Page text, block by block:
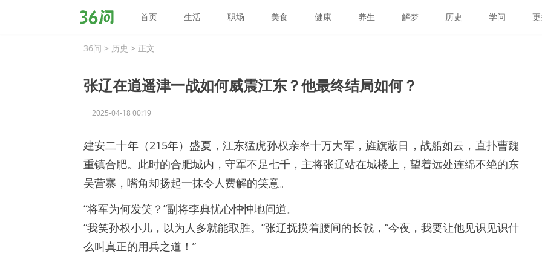
问
首页 生活 职场 美食 健康 养生 解梦 历史 学问
36问 > 历史 > 正文
张辽在逍遥津一战如何威震江东？他最终结局如何？
2025-04-18 00:19
建安二十年（215年）盛夏，江东猛虎孙权亲率十万大军，旌旗蔽日，战船如云，直扑曹魏
重镇合肥。此时的合肥城内，守军不足七千，主将张辽站在城楼上，望着远处连绵不绝的东
吴营寨，嘴角却扬起一抹令人费解的笑意。
“将军为何发笑？”副将李典忧心忡忡地问道。
“我笑孙权小儿，以为人多就能取胜。”张辽抚摸着腰间的长戟，“今夜，我要让他见识见识什
么叫真正的用兵之道！”